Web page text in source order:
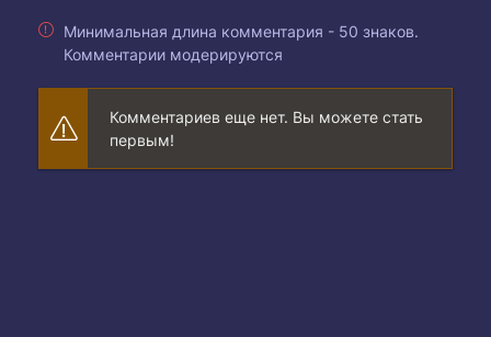
Минимальная длина комментария - 50 знаков.
Комментарии модерируются
Комментариев еще нет. Вы можете стать
первым!